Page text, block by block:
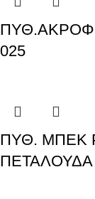
025
ΠΥΘ. ΜΠΕΚ
ΠΕΤΑΛΟΥΔΑ